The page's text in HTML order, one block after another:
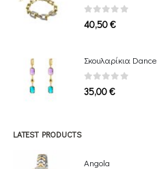
0out of 5
40,50€
Σκουλαρίκια Dance
0out of 5
35,00€
LATEST PRODUCTS
Angola